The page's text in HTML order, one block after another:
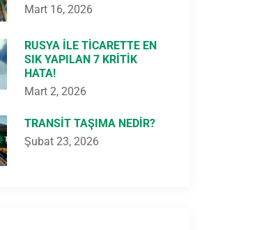
Mart 16, 2026
RUSYA ILE TICARETTE EN
SIK YAPILAN 7 KRITIK
HATA!
Mart 2, 2026
TRANSIT TAŞIMA NEDIR?
Şubat 23, 2026